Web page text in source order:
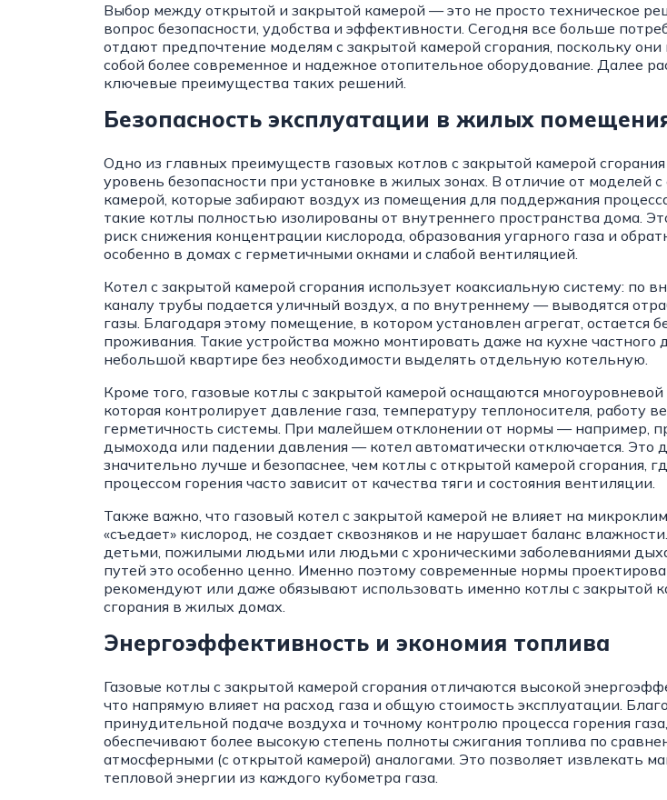
Выбор между открытой и закрытой камерой — это не просто техническое
вопрос безопасности, удобства и эффективности. Сегодня все больше
отдают предпочтение моделям с закрытой камерой сгорания, поскольку
собой более современное и надежное отопительное оборудование. Далее
ключевые преимущества таких решений.
Безопасность эксплуатации в жилых
Одно из главных преимуществ газовых котлов с закрытой камерой
уровень безопасности при установке в жилых зонах. В отличие от моделей
камерой, которые забирают воздух из помещения для поддержания
такие котлы полностью изолированы от внутреннего пространства дома.
риск снижения концентрации кислорода, образования угарного газа и
особенно в домах с герметичными окнами и слабой вентиляцией.
Котел с закрытой камерой сгорания использует коаксиальную систему: по
каналу трубы подается уличный воздух, а по внутреннему — выводятся
газы. Благодаря этому помещение, в котором установлен агрегат, остается
проживания. Такие устройства можно монтировать даже на кухне частного
небольшой квартире без необходимости выделять отдельную котельную.
Кроме того, газовые котлы с закрытой камерой оснащаются многоуровневой
которая контролирует давление газа, температуру теплоносителя, работу
герметичность системы. При малейшем отклонении от нормы — например,
дымохода или падении давления — котел автоматически отключается. Это
значительно лучше и безопаснее, чем котлы с открытой камерой сгорания,
процессом горения часто зависит от качества тяги и состояния вентиляции.
Также важно, что газовый котел с закрытой камерой не влияет на
«съедает» кислород, не создает сквозняков и не нарушает баланс
детьми, пожилыми людьми или людьми с хроническими заболеваниями
путей это особенно ценно. Именно поэтому современные нормы
рекомендуют или даже обязывают использовать именно котлы с закрытой
сгорания в жилых домах.
Энергоэффективность и экономия топлива
Газовые котлы с закрытой камерой сгорания отличаются высокой
что напрямую влияет на расход газа и общую стоимость эксплуатации.
принудительной подаче воздуха и точному контролю процесса горения
обеспечивают более высокую степень полноты сжигания топлива по
атмосферными (с открытой камерой) аналогами. Это позволяет извлекать
тепловой энергии из каждого кубометра газа.